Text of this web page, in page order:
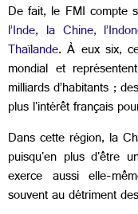
De fait, le FMI compte
l’Inde, la Chine,
Thaïlande. À eux six,
mondial et
milliards d’habitants ;
plus l'intérêt français
Dans cette région, la
puisqu'en plus d'être
exerce aussi elle-
souvent au détriment